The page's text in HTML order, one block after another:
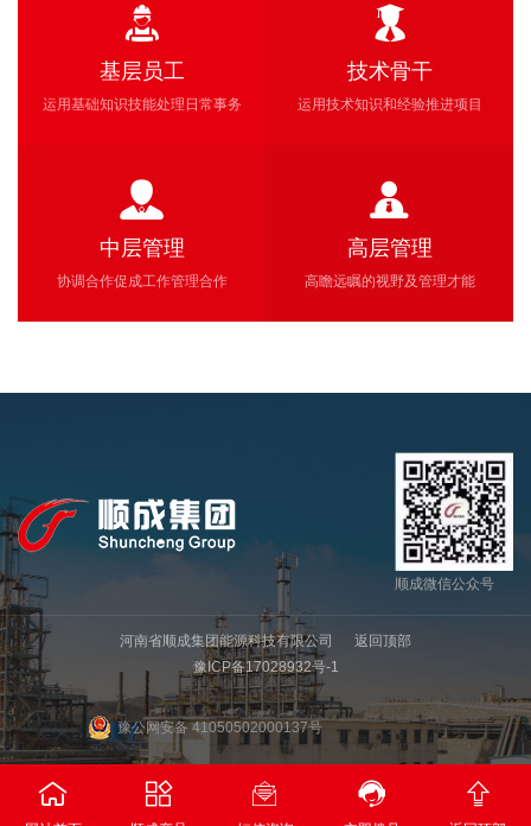

基层员工
运用基础知识技能处理日常事务

技术骨干
运用技术知识和经验推进项目

中层管理
协调合作促成工作管理合作

高层管理
高瞻远瞩的视野及管理才能
顺成微信公众号
河南省顺成集团能源科技有限公司
返回顶部
豫ICP备17028932号-1
豫公网安备 41050502000137号
    